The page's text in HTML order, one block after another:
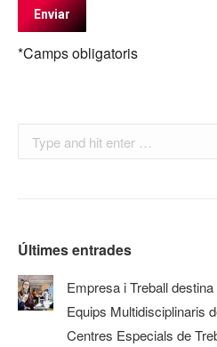
*Camps obligatoris
Search:
Últimes entrades
Empresa i Treball
Equips Multidisciplinaris
Centres Especials de